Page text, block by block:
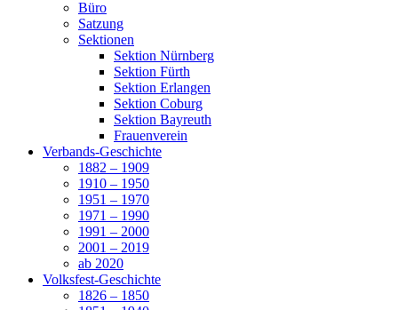
Büro
Satzung
Sektionen
Sektion Nürnberg
Sektion Fürth
Sektion Erlangen
Sektion Coburg
Sektion Bayreuth
Frauenverein
Verbands-Geschichte
1882 – 1909
1910 – 1950
1951 – 1970
1971 – 1990
1991 – 2000
2001 – 2019
ab 2020
Volksfest-Geschichte
1826 – 1850